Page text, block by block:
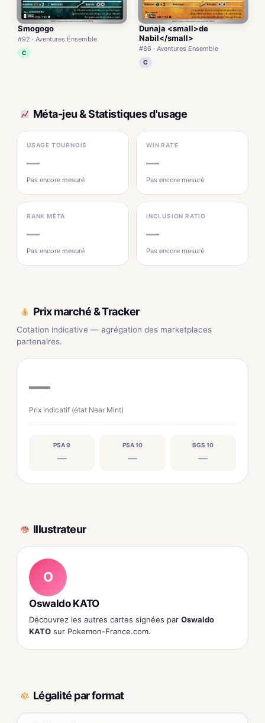
Smogogo
#92 · Aventures Ensemble
C
Dunaja <small>de
Nabil</small>
#86 · Aventures Ensemble
C
Méta-jeu & Statistiques d'usage
USAGE TOURNOIS
—
Pas encore mesuré
WIN RATE
—
Pas encore mesuré
RANK MÉTA
—
Pas encore mesuré
INCLUSION RATIO
—
Pas encore mesuré
Prix marché & Tracker
Cotation indicative — agrégation des marketplaces
partenaires.
—
Prix indicatif (état Near Mint)
PSA 9
—
PSA 10
—
BGS 10
—
Illustrateur
O
Oswaldo KATO
Découvrez les autres cartes signées par Oswaldo
KATO sur Pokemon-France.com.
Légalité par format